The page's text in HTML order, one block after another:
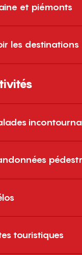
et piémonts
les destinations
touristiques